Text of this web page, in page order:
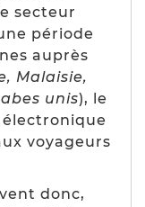
secteur
période
auprès
Malaisie,
unis), le
voyageurs
donc,